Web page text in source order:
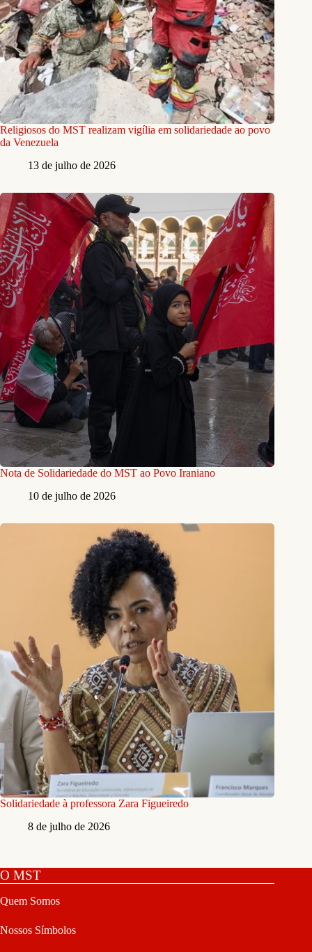
Religiosos do MST realizam vigília em solidariedade ao povo
da Venezuela
13 de julho de 2026
Nota de Solidariedade do MST ao Povo Iraniano
10 de julho de 2026
Solidariedade à professora Zara Figueiredo
8 de julho de 2026
O MST
Quem Somos
Nossos Símbolos